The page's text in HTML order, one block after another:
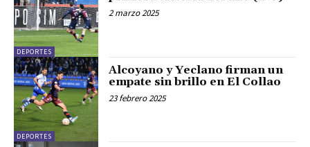
DEPORTES
2 marzo 2025
DEPORTES
Alcoyano y Yeclano firman un
empate sin brillo en El Collao
23 febrero 2025